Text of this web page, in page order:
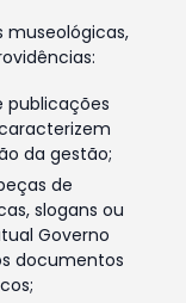
museológicas,
publicações
da gestão;
de
slogans ou
Governo
documentos